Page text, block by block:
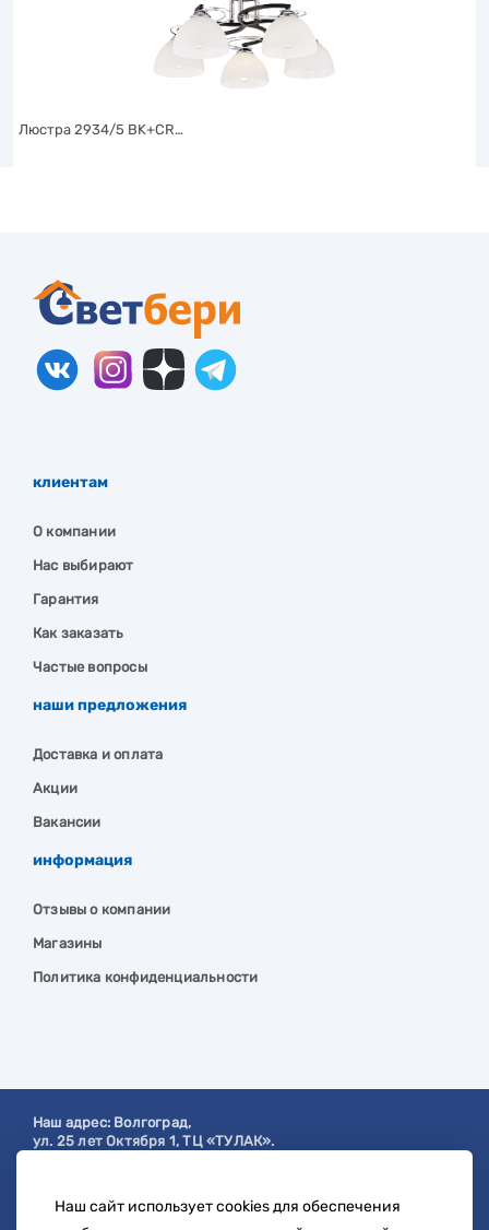
Люстра 2934/5 BK+CR…
клиентам
О компании
Нас выбирают
Гарантия
Как заказать
Частые вопросы
наши предложения
Доставка и оплата
Акции
Вакансии
информация
Отзывы о компании
Магазины
Политика конфиденциальности
Наш адрес: Волгоград,
ул. 25 лет Октября 1, ТЦ «ТУЛАК».
с 9:00 до 19:00
Наш сайт использует cookies для обеспечения